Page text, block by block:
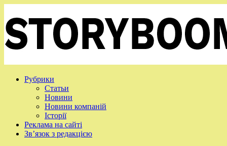
Рубрики
Статьи
Новини
Новини компаній
Історії
Реклама на сайті
Зв’язок з редакцією